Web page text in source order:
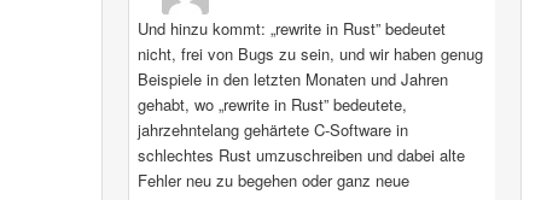
Und hinzu kommt: „rewrite in Rust” bedeutet
nicht, frei von Bugs zu sein, und wir haben genug
Beispiele in den letzten Monaten und Jahren
gehabt, wo „rewrite in Rust” bedeutete,
jahrzehntelang gehärtete C-Software in
schlechtes Rust umzuschreiben und dabei alte
Fehler neu zu begehen oder ganz neue